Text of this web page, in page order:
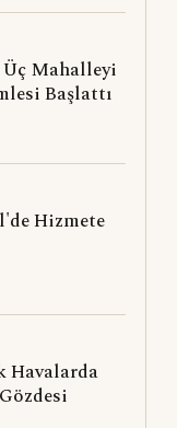
Mahalleyi
Başlattı
Hizmete
Havalarda